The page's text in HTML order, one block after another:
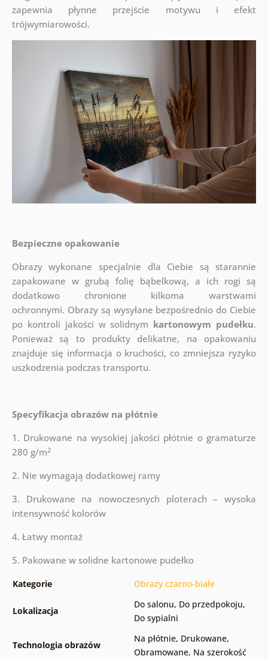
zapewnia płynne przejście motywu i efekt
trójwymiarowości.
Bezpieczne opakowanie
Obrazy wykonane specjalnie dla Ciebie są starannie
zapakowane w grubą folię bąbelkową, a ich rogi są
dodatkowo chronione kilkoma warstwami
ochronnymi. Obrazy są wysyłane bezpośrednio do Ciebie
po kontroli jakości w solidnym kartonowym pudełku.
Ponieważ są to produkty delikatne, na opakowaniu
znajduje się informacja o kruchości, co zmniejsza ryzyko
uszkodzenia podczas transportu.
Specyfikacja obrazów na płótnie
1. Drukowane na wysokiej jakości płótnie o gramaturze
280 g/m2
2. Nie wymagają dodatkowej ramy
3. Drukowane na nowoczesnych ploterach – wysoka
intensywność kolorów
4. Łatwy montaż
5. Pakowane w solidne kartonowe pudełko
Kategorie Obrazy czarno-białe
Lokalizacja
Do salonu, Do przedpokoju,
Do sypialni
Technologia obrazów
Na płótnie, Drukowane,
Obramowane, Na szerokość